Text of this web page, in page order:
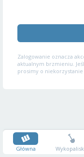
Zalogowanie oznacza
aktualnym brzmieniu.
prosimy o niekorzystanie
Główna